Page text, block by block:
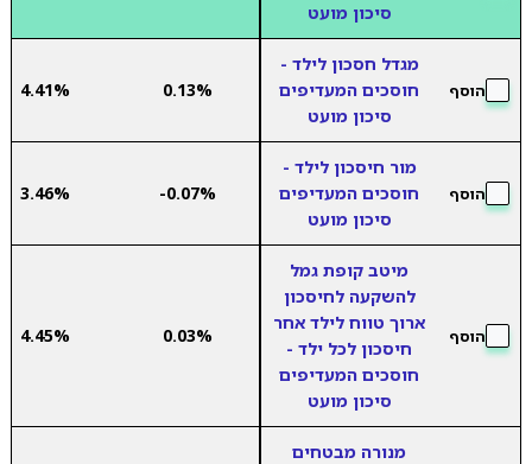
סיכון מועט
הוסף
מגדל חסכון לילד -
חוסכים המעדיפים
סיכון מועט
0.13%
4.41%
הוסף
מור חיסכון לילד -
חוסכים המעדיפים
סיכון מועט
-0.07%
3.46%
הוסף
מיטב קופת גמל
להשקעה לחיסכון
ארוך טווח לילד אחר
חיסכון לכל ילד -
חוסכים המעדיפים
סיכון מועט
0.03%
4.45%
מנורה מבטחים